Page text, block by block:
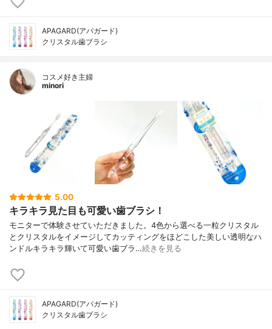
APAGARD(アパガード)
クリスタル歯ブラシ
コスメ好き主婦
minori
5.00
キラキラ見た目も可愛い歯ブラシ！
モニターで体験させていただきました。4色から選べる一粒クリスタル
とクリスタルをイメージしてカッティングをほどこした美しい透明なハ
ンドルキラキラ輝いて可愛い歯ブラ…続きを見る
APAGARD(アパガード)
クリスタル歯ブラシ